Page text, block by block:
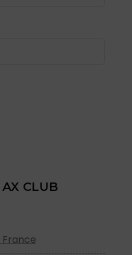
CLUB
France